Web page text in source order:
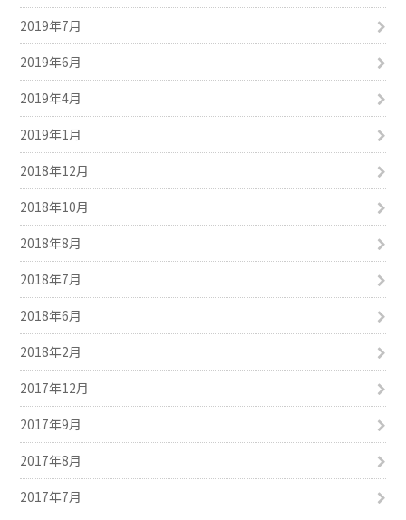
2019年7月
2019年6月
2019年4月
2019年1月
2018年12月
2018年10月
2018年8月
2018年7月
2018年6月
2018年2月
2017年12月
2017年9月
2017年8月
2017年7月